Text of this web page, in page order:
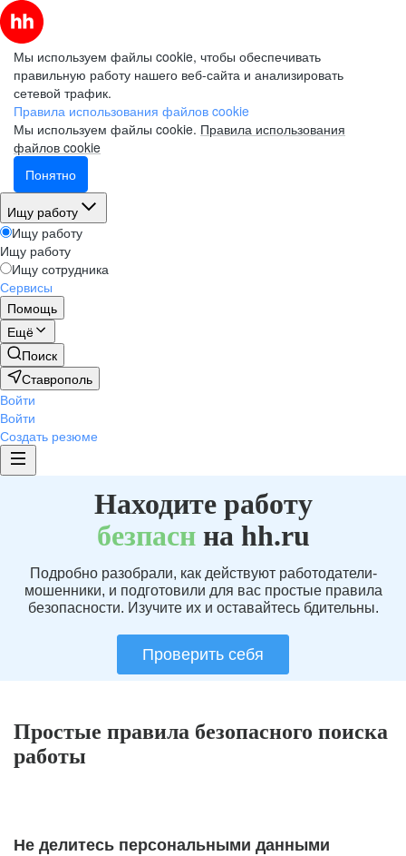
Мы используем файлы cookie, чтобы обеспечивать
правильную работу нашего веб-сайта и анализировать
сетевой трафик.
Правила использования файлов cookie
Мы используем файлы cookie. Правила использования
файлов cookie
Понятно
Ищу работу
Ищу работу
Ищу работу
Ищу сотрудника
Сервисы
Помощь
Ещё
Поиск
Ставрополь
Войти
Войти
Создать резюме
Находите работу
безпаснна hh.ru
Подробно разобрали, как действуют работодатели-
мошенники, и подготовили для вас простые правила
безопасности. Изучите их и оставайтесь бдительны.
Проверить себя
Простые правила безопасного поиска
работы
Не делитесь персональными данными